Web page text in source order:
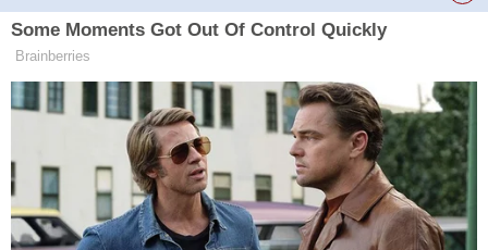
Možnosti technologie
Existuje několik technologických metod pro izolaci studny na
ulici v soukromém domě, které se liší v typech použitých
materiálů, konstrukci systému a zařízení. V zásadě se
používají 4 způsoby:
S ohřívačem.
S kesonem.